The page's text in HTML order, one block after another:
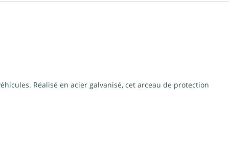
Réalisé en acier galvanisé, cet arceau de protection